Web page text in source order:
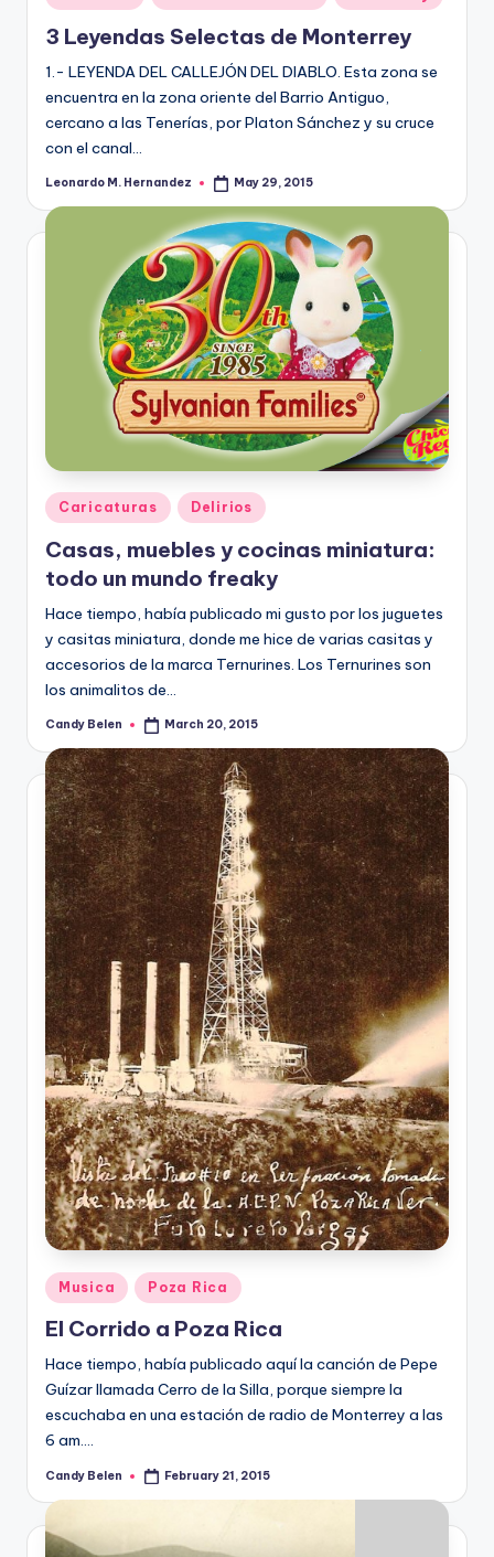
in
3 Leyendas Selectas de Monterrey
1.- LEYENDA DEL CALLEJÓN DEL DIABLO. Esta zona se
encuentra en la zona oriente del Barrio Antiguo,
cercano a las Tenerías, por Platon Sánchez y su cruce
con el canal…
Posted
Leonardo M. Hernandez May 29, 2015
Posted
in
Caricaturas Delirios
Casas, muebles y cocinas miniatura:
todo un mundo freaky
Hace tiempo, había publicado mi gusto por los juguetes
y casitas miniatura, donde me hice de varias casitas y
accesorios de la marca Ternurines. Los Ternurines son
los animalitos de…
Posted
Candy Belen March 20, 2015
Posted
in
Musica Poza Rica
El Corrido a Poza Rica
Hace tiempo, había publicado aquí la canción de Pepe
Guízar llamada Cerro de la Silla, porque siempre la
escuchaba en una estación de radio de Monterrey a las
6 am.…
Posted
Candy Belen February 21, 2015